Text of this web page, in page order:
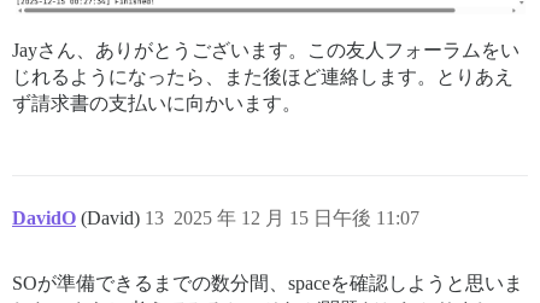
Jayさん、ありがとうございます。この友人フォーラムをい
じれるようになったら、また後ほど連絡します。とりあえ
ず請求書の支払いに向かいます。
DavidO (David) 2025 年 12 月 15 日午後 11:07
13
SOが準備できるまでの数分間、spaceを確認しようと思いま